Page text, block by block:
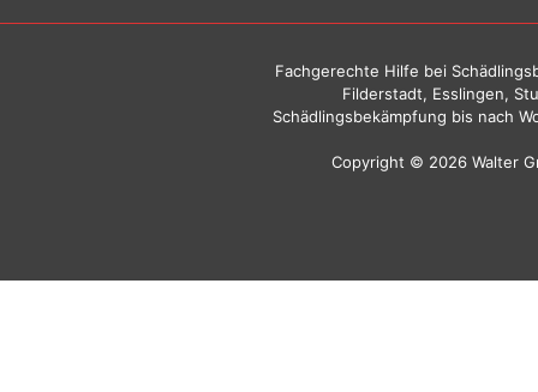
Fachgerechte Hilfe bei
Filderstadt, Esslingen,
Schädlingsbekämpfung bis nach
Copyright © 2026 Walter